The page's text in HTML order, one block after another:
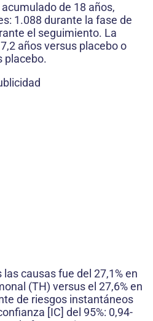
de 18 años,
1.088 durante la fase de
el seguimiento. La
años versus placebo o
placebo.
causas fue del 27,1% en
(TH) versus el 27,6% en
de riesgos instantáneos
[IC] del 95%: 0,94-